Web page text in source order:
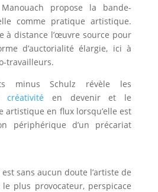
propose la bande-
comme pratique artistique.
à distance l’œuvre source pour
d’auctorialité élargie, ici à
travailleurs.
minus Schulz révèle les
créativité en devenir et le
artistique en flux lorsqu’elle est
périphérique d’un précariat
sans aucun doute l’artiste de
plus provocateur, perspicace